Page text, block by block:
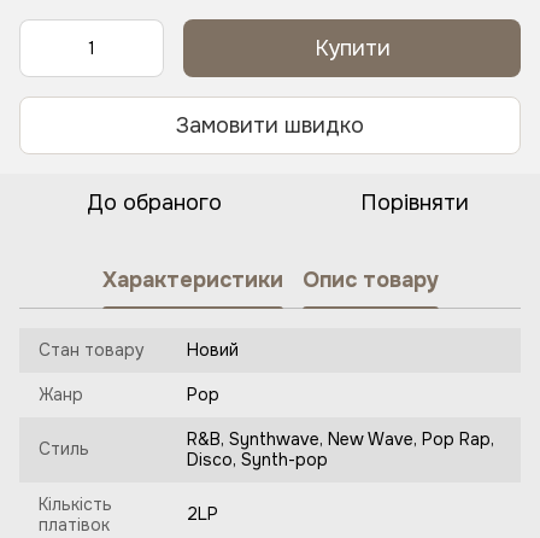
Купити
Замовити швидко
До обраного Порівняти
Характеристики Опис товару
Стан товару Новий
Жанр Pop
Стиль
R&B, Synthwave, New Wave, Pop Rap,
Disco, Synth-pop
Кількість
платівок
2LP